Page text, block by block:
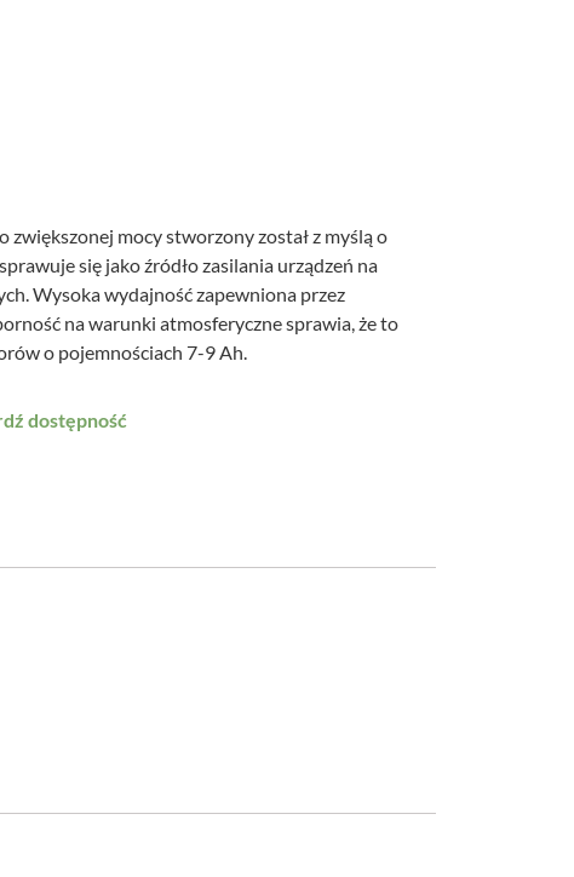
o zwiększonej mocy stworzony został z myślą o
się jako źródło zasilania urządzeń na
Wysoka wydajność zapewniona przez
na warunki atmosferyczne sprawia, że to
o pojemnościach 7-9 Ah.
dostępność